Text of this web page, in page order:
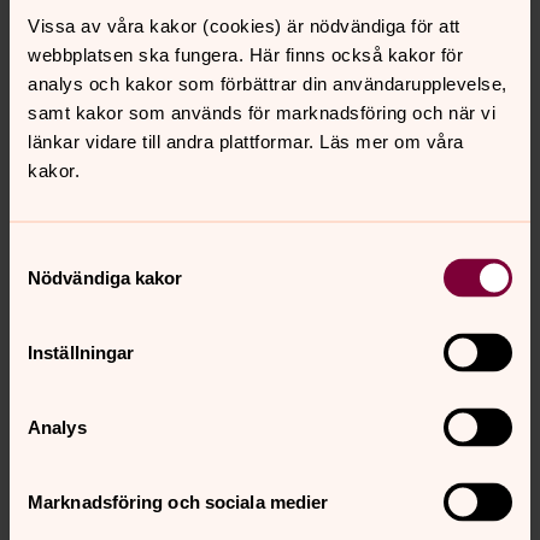
Vissa av våra kakor (cookies) är nödvändiga för att
webbplatsen ska fungera. Här finns också kakor för
analys och kakor som förbättrar din användarupplevelse,
samt kakor som används för marknadsföring och när vi
länkar vidare till andra plattformar. Läs mer om våra
kakor.
Nödvändiga kakor
Inställningar
Analys
Marknadsföring och sociala medier
9 juli, Jämt-Norgevägen, Oviken - Häggen
11 juli, Romboleden, Åsen - Lillhärdal
19 juli, Jämt-Norgevägen, Hackås -
Lövnäsvallen
23 juli, Romboleden, Storhärjeåvallen -